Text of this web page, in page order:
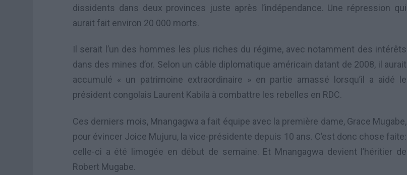
dissidents dans deux provinces juste après l’indépendance. Une répression qui
aurait fait environ 20 000 morts.
Il serait l’un des hommes les plus riches du régime, avec notamment des intérêts
dans des mines d’or. Selon un câble diplomatique américain datant de 2008, il aurait
accumulé « un patrimoine extraordinaire » en partie amassé lorsqu’il a aidé le
président congolais Laurent Kabila à combattre les rebelles en RDC.
Ces derniers mois, Mnangagwa a fait équipe avec la première dame, Grace Mugabe,
pour évincer Joice Mujuru, la vice-présidente depuis 10 ans. C’est donc chose faite:
celle-ci a été limogée en début de semaine. Et Mnangagwa devient l’héritier de
Robert Mugabe.